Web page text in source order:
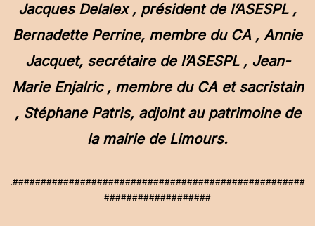
Jacques Delalex , président de l’ASESPL ,
Bernadette Perrine, membre du CA , Annie
Jacquet, secrétaire de l’ASESPL , Jean-
Marie Enjalric , membre du CA et sacristain
, Stéphane Patris, adjoint au patrimoine de
la mairie de Limours.
.####################################################
###################